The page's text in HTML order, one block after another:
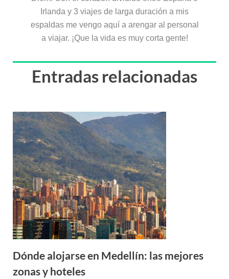
Irlanda y 3 viajes de larga duración a mis
espaldas me vengo aquí a arengar al personal
a viajar. ¡Que la vida es muy corta gente!
Entradas relacionadas
Dónde alojarse en Medellín: las mejores
zonas y hoteles